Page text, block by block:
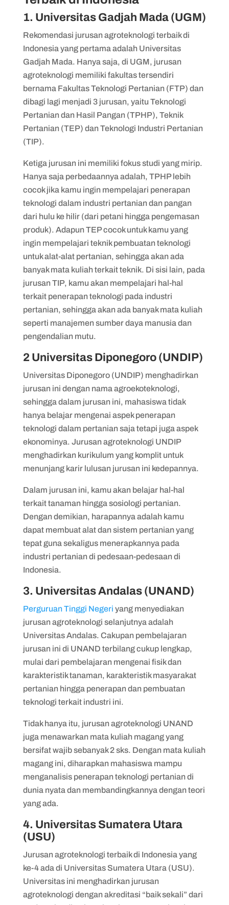
1. Universitas Gadjah Mada (UGM)
Rekomendasi jurusan agroteknologi terbaik di
Indonesia yang pertama adalah Universitas
Gadjah Mada. Hanya saja, di UGM, jurusan
agroteknologi memiliki fakultas tersendiri
bernama Fakultas Teknologi Pertanian (FTP) dan
dibagi lagi menjadi 3 jurusan, yaitu Teknologi
Pertanian dan Hasil Pangan (TPHP), Teknik
Pertanian (TEP) dan Teknologi Industri Pertanian
(TIP).
Ketiga jurusan ini memiliki fokus studi yang mirip.
Hanya saja perbedaannya adalah, TPHP lebih
cocok jika kamu ingin mempelajari penerapan
teknologi dalam industri pertanian dan pangan
dari hulu ke hilir (dari petani hingga pengemasan
produk). Adapun TEP cocok untuk kamu yang
ingin mempelajari teknik pembuatan teknologi
untuk alat-alat pertanian, sehingga akan ada
banyak mata kuliah terkait teknik. Di sisi lain, pada
jurusan TIP, kamu akan mempelajari hal-hal
terkait penerapan teknologi pada industri
pertanian, sehingga akan ada banyak mata kuliah
seperti manajemen sumber daya manusia dan
pengendalian mutu.
2 Universitas Diponegoro (UNDIP)
Universitas Diponegoro (UNDIP) menghadirkan
jurusan ini dengan nama agroekoteknologi,
sehingga dalam jurusan ini, mahasiswa tidak
hanya belajar mengenai aspek penerapan
teknologi dalam pertanian saja tetapi juga aspek
ekonominya. Jurusan agroteknologi UNDIP
menghadirkan kurikulum yang komplit untuk
menunjang karir lulusan jurusan ini kedepannya.
Dalam jurusan ini, kamu akan belajar hal-hal
terkait tanaman hingga sosiologi pertanian.
Dengan demikian, harapannya adalah kamu
dapat membuat alat dan sistem pertanian yang
tepat guna sekaligus menerapkannya pada
industri pertanian di pedesaan-pedesaan di
Indonesia.
3. Universitas Andalas (UNAND)
Perguruan Tinggi Negeri yang menyediakan
jurusan agroteknologi selanjutnya adalah
Universitas Andalas. Cakupan pembelajaran
jurusan ini di UNAND terbilang cukup lengkap,
mulai dari pembelajaran mengenai fisik dan
karakteristik tanaman, karakteristik masyarakat
pertanian hingga penerapan dan pembuatan
teknologi terkait industri ini.
Tidak hanya itu, jurusan agroteknologi UNAND
juga menawarkan mata kuliah magang yang
bersifat wajib sebanyak 2 sks. Dengan mata kuliah
magang ini, diharapkan mahasiswa mampu
menganalisis penerapan teknologi pertanian di
dunia nyata dan membandingkannya dengan teori
yang ada.
4. Universitas Sumatera Utara
(USU)
Jurusan agroteknologi terbaik di Indonesia yang
ke-4 ada di Universitas Sumatera Utara (USU).
Universitas ini menghadirkan jurusan
agroteknologi dengan akreditasi “baik sekali” dari